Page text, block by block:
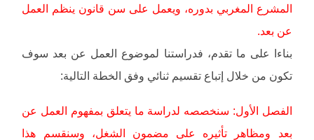
المشرع المغربي بدوره، ويعمل على سن قانون ينظم العمل
عن بعد.
بناءا على ما تقدم، فدراستنا لموضوع العمل عن بعد سوف
تكون من خلال إتباع تقسيم ثنائي وفق الخطة التالية:
الفصل الأول: سنخصصه لدراسة ما يتعلق بمفهوم العمل عن
بعد ومظاهر تأثيره على مضمون الشغل، وسنقسم هذا